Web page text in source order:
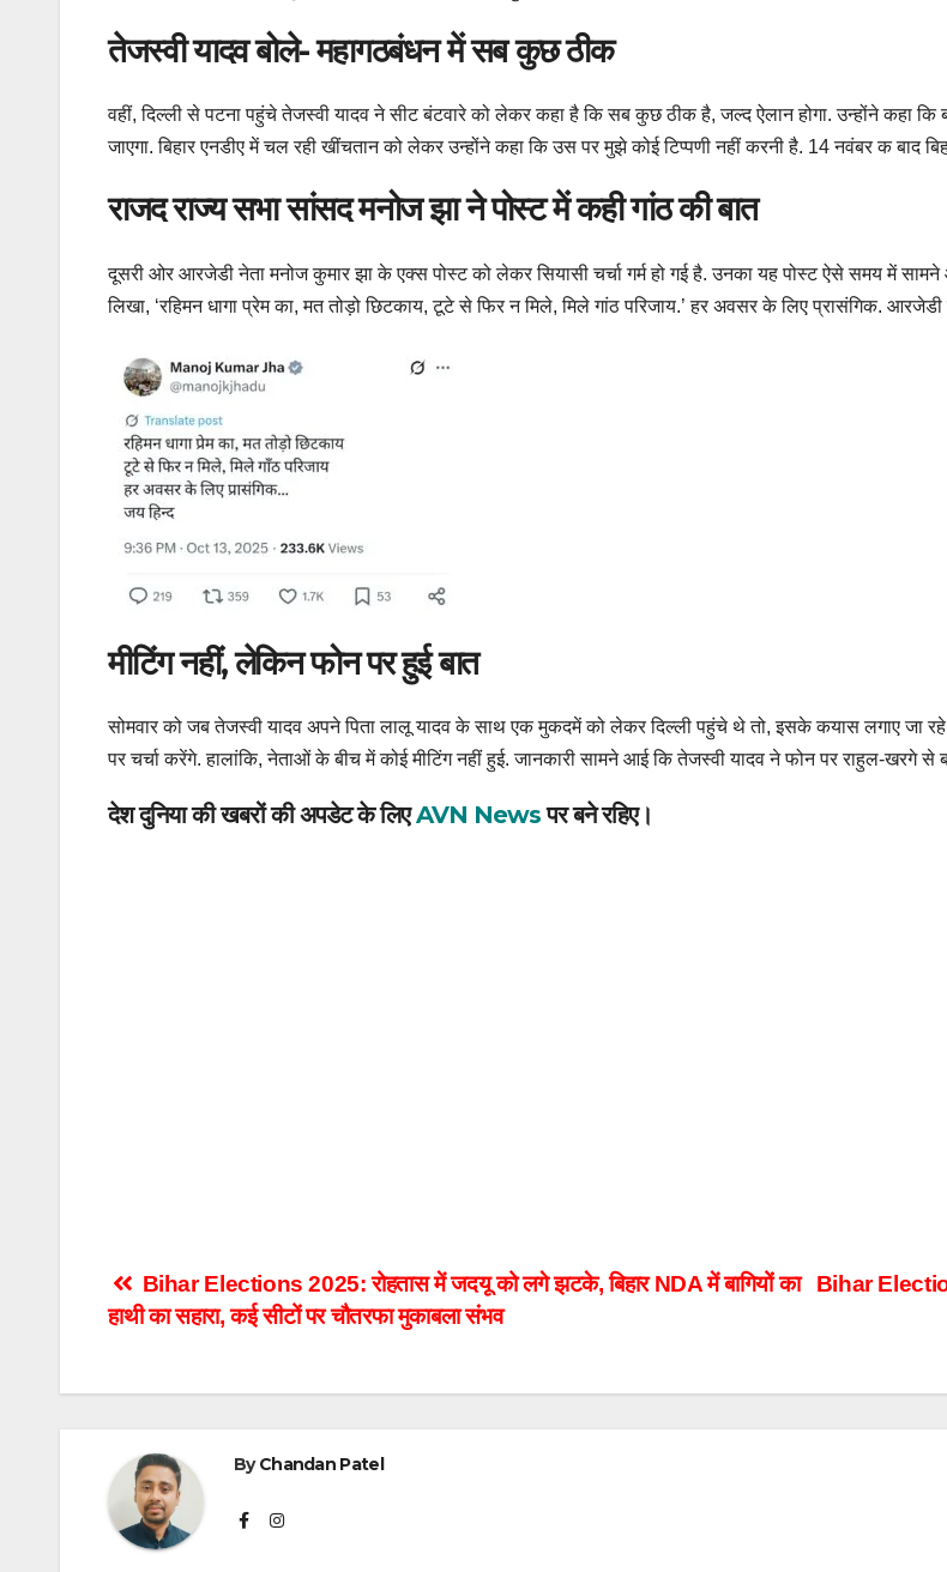
तेजस्वी यादव बोले- महागठबंधन में सब कुछ ठीक
वहीं, दिल्ली से पटना पहुंचे तेजस्वी यादव ने सीट बंटवारे को लेकर कहा है कि सब कुछ ठीक है, जल्द ऐलान होगा. उन्होंने कहा कि
जाएगा. बिहार एनडीए में चल रही खींचतान को लेकर उन्होंने कहा कि उस पर मुझे कोई टिप्पणी नहीं करनी है. 14 नवंबर क बाद
राजद राज्य सभा सांसद मनोज झा ने पोस्ट में कही गांठ की बात
दूसरी ओर आरजेडी नेता मनोज कुमार झा के एक्स पोस्ट को लेकर सियासी चर्चा गर्म हो गई है. उनका यह पोस्ट ऐसे समय में
लिखा, ‘रहिमन धागा प्रेम का, मत तोड़ो छिटकाय, टूटे से फिर न मिले, मिले गांठ परिजाय.’ हर अवसर के लिए प्रासंगिक.
मीटिंग नहीं, लेकिन फोन पर हुई बात
सोमवार को जब तेजस्वी यादव अपने पिता लालू यादव के साथ एक मुकदमें को लेकर दिल्ली पहुंचे थे तो, इसके कयास लगाए जा
पर चर्चा करेंगे. हालांकि, नेताओं के बीच में कोई मीटिंग नहीं हुई. जानकारी सामने आई कि तेजस्वी यादव ने फोन पर राहुल-खरगे से
देश दुनिया की खबरों की अपडेट के लिएAVN Newsपर बने रहिए।
Post
navigation
Bihar
Bihar Elections 2025: रोहतास में जदयू को लगे झटके, बिहार NDA में बागियों का
हाथी का सहारा, कई सीटों पर चौतरफा मुकाबला संभव
ByChandan Patel